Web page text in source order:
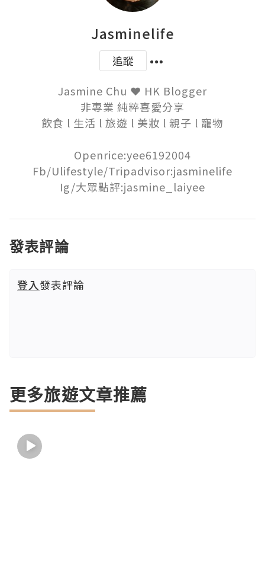
Jasminelife
追蹤
Jasmine Chu ❤ HK Blogger
非專業 純粹喜愛分享
飲食 l 生活 l 旅遊 l 美妝 l 親子 l 寵物
Openrice:yee6192004
Fb/Ulifestyle/Tripadvisor:jasminelife
Ig/大眾點評:jasmine_laiyee
發表評論
登入發表評論
更多旅遊文章推薦